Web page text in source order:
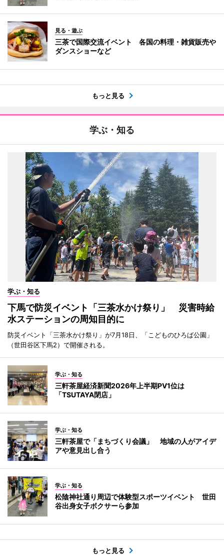
見る・遊ぶ
三茶で国際交流イベント 各国の料理・雑貨販売や
ダンスショーなど
もっと見る
学ぶ・知る
学ぶ・知る
下馬で防災イベント「三茶水かけ祭り」 災害時給
水ステーションの周知目的に
防災イベント「三茶水かけ祭り」が7月18日、「こどものひろば公園」
（世田谷区下馬2）で開催される。
学ぶ・知る
三軒茶屋経済新聞2026年上半期PV1位は
「TSUTAYA閉店」
学ぶ・知る
三軒茶屋で「まちづくり会議」 地域の人がアイデ
アや意見出し合う
学ぶ・知る
松陰神社通り周辺で体験型スポーツイベント 世田
谷出身女子ボクサーら参加
もっと見る